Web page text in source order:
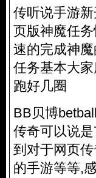
传听说手游
页版神魔任
速的完成神
任务基本大
跑好几圈
BB贝博
传奇可以说
到对于网页
的手游等等,